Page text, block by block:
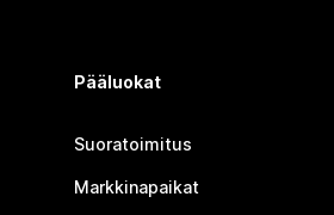
Pääluokat
Suoratoimitus
Markkinapaikat